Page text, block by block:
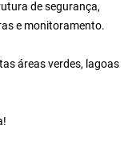
de segurança,
e monitoramento.
áreas verdes, lagoas